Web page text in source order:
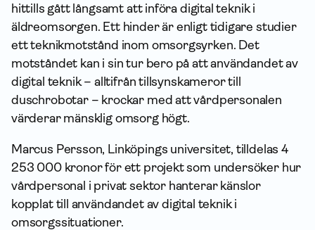
hittills gått långsamt att införa digital teknik i
äldreomsorgen. Ett hinder är enligt tidigare studier
ett teknikmotstånd inom omsorgsyrken. Det
motståndet kan i sin tur bero på att användandet av
digital teknik – alltifrån tillsynskameror till
duschrobotar – krockar med att vårdpersonalen
värderar mänsklig omsorg högt.
Marcus Persson, Linköpings universitet, tilldelas 4
253 000 kronor för ett projekt som undersöker hur
vårdpersonal i privat sektor hanterar känslor
kopplat till användandet av digital teknik i
omsorgssituationer.